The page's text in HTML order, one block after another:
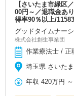
【さいたま市緑区
00円～／退職金あ
得率90％以上/
グッドタイムナー
株式会社創生事業団
作業療法士 / 正
埼玉県 さいた
年収 420万円